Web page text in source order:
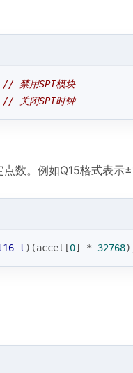
// 禁用SPI模块
// 关闭SPI时钟
数。例如Q15格式表示
)(accel[0] * 32768